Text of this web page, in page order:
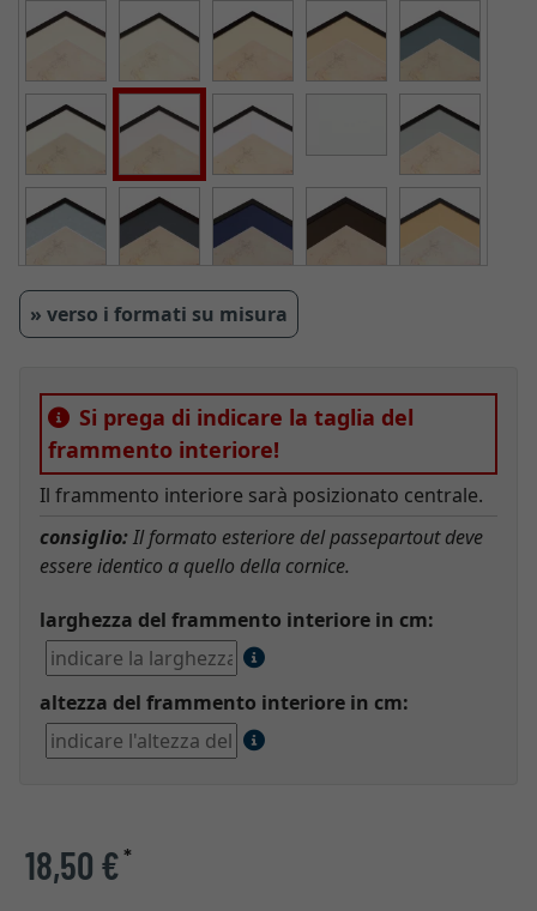
» verso i formati su misura
Si prega di indicare la taglia del
frammento interiore!
Il frammento interiore sarà posizionato centrale.
consiglio:Il formato esteriore del passepartout deve
essere identico a quello della cornice.
larghezza del frammento interiore in cm:
altezza del frammento interiore in cm:
18,50 €*